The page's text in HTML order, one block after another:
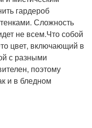
гардероб
Сложность
не всем.Что собой
цвет, включающий в
с разными
поэтому
и в бледном